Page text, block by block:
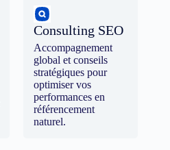
Consulting SEO
Accompagnement
global et conseils
stratégiques pour
optimiser vos
performances en
référencement
naturel.